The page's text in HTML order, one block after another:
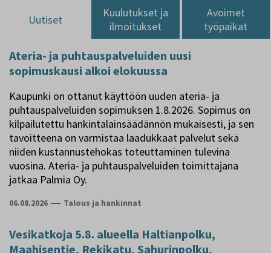
Uutiset
Kuulutukset ja
ilmoitukset
Avoimet
työpaikat
Ateria- ja puhtauspalveluiden uusi
sopimuskausi alkoi elokuussa
Kaupunki on ottanut käyttöön uuden ateria- ja
puhtauspalveluiden sopimuksen 1.8.2026. Sopimus on
kilpailutettu hankintalainsäädännön mukaisesti, ja sen
tavoitteena on varmistaa laadukkaat palvelut sekä
niiden kustannustehokas toteuttaminen tulevina
vuosina. Ateria- ja puhtauspalveluiden toimittajana
jatkaa Palmia Oy.
06.08.2026 — Talous ja hankinnat
Vesikatkoja 5.8. alueella Haltianpolku,
Maahisentie, Rekikatu, Sahurinpolku,